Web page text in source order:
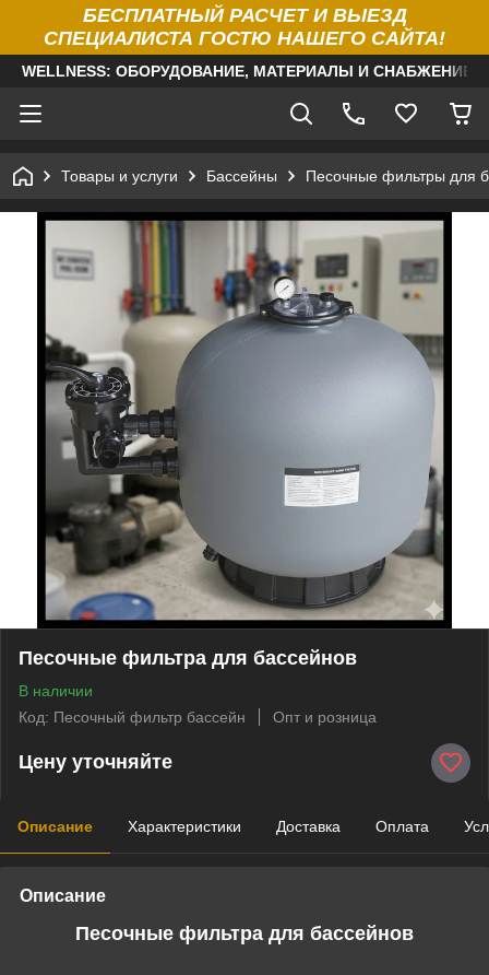
БЕСПЛАТНЫЙ РАСЧЕТ И ВЫЕЗД
СПЕЦИАЛИСТА ГОСТЮ НАШЕГО САЙТА!
WELLNESS: ОБОРУДОВАНИЕ, МАТЕРИАЛЫ И
Товары и услуги Бассейны Песочные фильтры для
Песочные фильтра для бассейнов
В наличии
Код: Песочный фильтр бассейн
Опт и розница
Цену уточняйте
Описание Характеристики Доставка Оплата
Описание
Песочные фильтра для бассейнов